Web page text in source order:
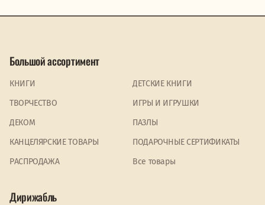
Большой ассортимент
КНИГИ
ДЕТСКИЕ КНИГИ
ТВОРЧЕСТВО
ИГРЫ И ИГРУШКИ
ДЕКОМ
ПАЗЛЫ
КАНЦЕЛЯРСКИЕ ТОВАРЫ
ПОДАРОЧНЫЕ СЕРТИФИКАТЫ
PАСПРОДАЖА
Все товары
Дирижабль